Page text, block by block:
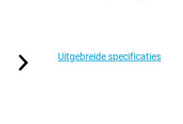
Uitgebreide specificaties